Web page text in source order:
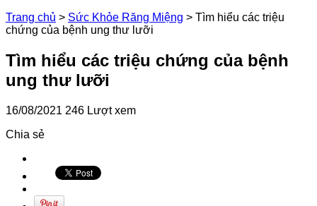
Trang chủ > Sức Khỏe Răng Miệng > Tìm hiểu các triệu
chứng của bệnh ung thư lưỡi
Tìm hiểu các triệu chứng của bệnh
ung thư lưỡi
16/08/2021 246 Lượt xem
Chia sẻ